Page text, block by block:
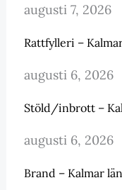
augusti 7, 2026
Rattfylleri –
augusti 6, 2026
Stöld/inbrott –
augusti 6, 2026
Brand – Kalmar län